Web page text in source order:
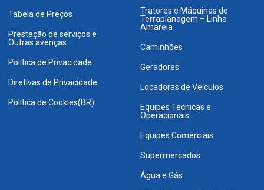
Tabela de Preços
Prestação de serviços e
Outras avenças
Política de Privacidade
Diretivas de Privacidade
Política de Cookies(BR)
Tratores e Máquinas de
Terraplanagem – Linha
Amarela
Caminhões
Geradores
Locadoras de Veículos
Equipes Técnicas e
Operacionais
Equipes Comerciais
Supermercados
Água e Gás